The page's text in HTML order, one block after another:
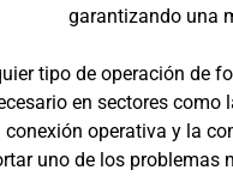
garantizando una
tipo de operación de
en sectores
operativa y la
uno de los